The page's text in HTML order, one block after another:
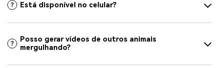
Está disponível no celular?
Posso gerar vídeos de outros animais
mergulhando?